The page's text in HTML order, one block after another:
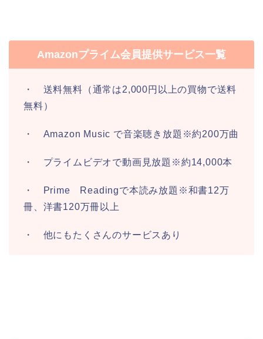
Amazonプライム会員提供サービス一覧
・ 送料無料（通常は2,000円以上の買物で送料
無料）
・ Amazon Music で音楽聴き放題※約200万曲
・ プライムビデオで動画見放題※約14,000本
・ Prime Readingで本読み放題※和書12万
冊、洋書120万冊以上
・ 他にもたくさんのサービスあり